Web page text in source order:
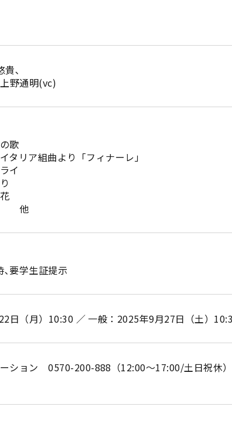
貴､
野通明(vc)
歌
タリア組曲より「フィナーレ」
イ
に 他
要学生証提示
日（月）10:30 ／ 一般：2025年9月27日（土）
ション 0570-200-888（12:00～17:00/土日祝休）